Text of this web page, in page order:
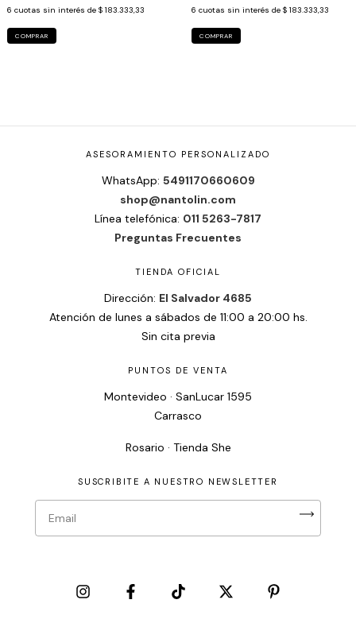
6 cuotas sin interés de $ 183.333,33
COMPRAR
6 cuotas sin interés de $ 183.333,33
COMPRAR
ASESORAMIENTO PERSONALIZADO
WhatsApp: 5491170660609
shop@nantolin.com
Línea telefónica: 011 5263-7817
Preguntas Frecuentes
TIENDA OFICIAL
Dirección: El Salvador 4685
Atención de lunes a sábados de 11:00 a 20:00 hs.
Sin cita previa
PUNTOS DE VENTA
Montevideo · SanLucar 1595
Carrasco
Rosario · Tienda She
SUSCRIBITE A NUESTRO NEWSLETTER